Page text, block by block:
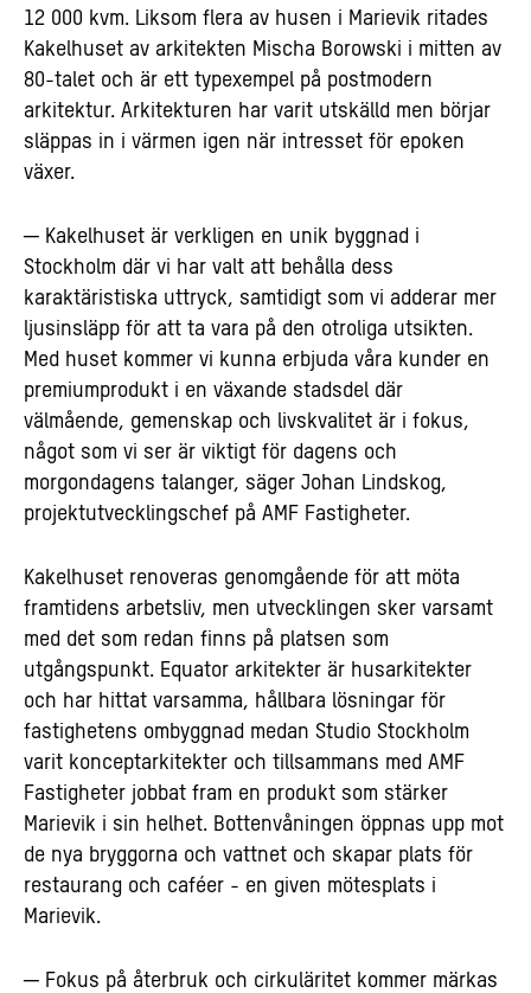
12 000 kvm. Liksom flera av husen i Marievik ritades
Kakelhuset av arkitekten Mischa Borowski i mitten av
80-talet och är ett typexempel på postmodern
arkitektur. Arkitekturen har varit utskälld men börjar
släppas in i värmen igen när intresset för epoken
växer.
─ Kakelhuset är verkligen en unik byggnad i
Stockholm där vi har valt att behålla dess
karaktäristiska uttryck, samtidigt som vi adderar mer
ljusinsläpp för att ta vara på den otroliga utsikten.
Med huset kommer vi kunna erbjuda våra kunder en
premiumprodukt i en växande stadsdel där
välmående, gemenskap och livskvalitet är i fokus,
något som vi ser är viktigt för dagens och
morgondagens talanger, säger Johan Lindskog,
projektutvecklingschef på AMF Fastigheter.
Kakelhuset renoveras genomgående för att möta
framtidens arbetsliv, men utvecklingen sker varsamt
med det som redan finns på platsen som
utgångspunkt. Equator arkitekter är husarkitekter
och har hittat varsamma, hållbara lösningar för
fastighetens ombyggnad medan Studio Stockholm
varit konceptarkitekter och tillsammans med AMF
Fastigheter jobbat fram en produkt som stärker
Marievik i sin helhet. Bottenvåningen öppnas upp mot
de nya bryggorna och vattnet och skapar plats för
restaurang och caféer - en given mötesplats i
Marievik.
─ Fokus på återbruk och cirkuläritet kommer märkas